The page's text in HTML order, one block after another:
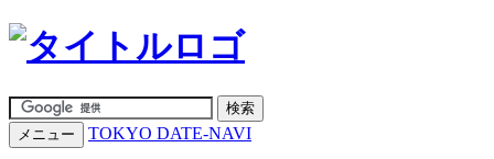
メニュー TOKYO DATE-NAVI